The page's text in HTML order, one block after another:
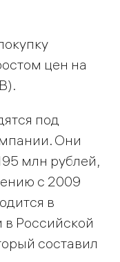
цен на
под
Они
млн рублей,
с 2009
в
в Российской
составил